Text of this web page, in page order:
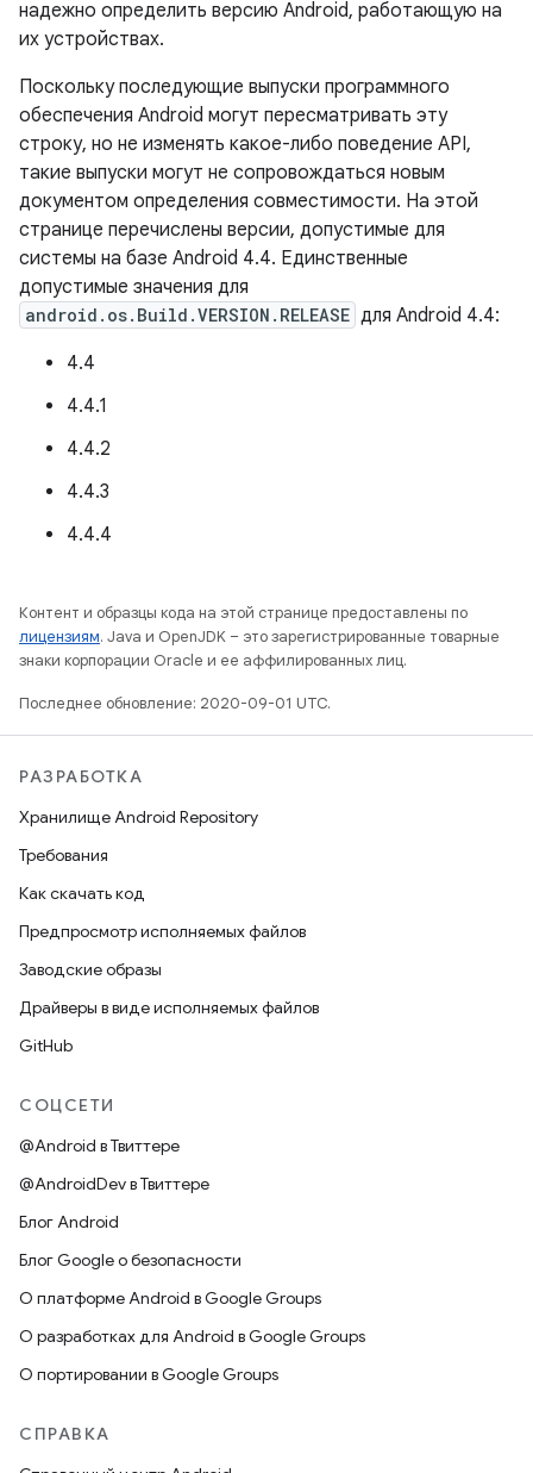
надежно определить версию Android, работающую на
их устройствах.
Поскольку последующие выпуски программного
обеспечения Android могут пересматривать эту
строку, но не изменять какое-либо поведение API,
такие выпуски могут не сопровождаться новым
документом определения совместимости. На этой
странице перечислены версии, допустимые для
системы на базе Android 4.4. Единственные
допустимые значения для
android.os.Build.VERSION.RELEASE для Android 4.4:
4.4
4.4.1
4.4.2
4.4.3
4.4.4
Контент и образцы кода на этой странице предоставлены по
лицензиям. Java и OpenJDK – это зарегистрированные товарные
знаки корпорации Oracle и ее аффилированных лиц.
Последнее обновление: 2020-09-01 UTC.
РАЗРАБОТКА
Хранилище Android Repository
Требования
Как скачать код
Предпросмотр исполняемых файлов
Заводские образы
Драйверы в виде исполняемых файлов
GitHub
СОЦСЕТИ
@Android в Твиттере
@AndroidDev в Твиттере
Блог Android
Блог Google о безопасности
О платформе Android в Google Groups
О разработках для Android в Google Groups
О портировании в Google Groups
СПРАВКА